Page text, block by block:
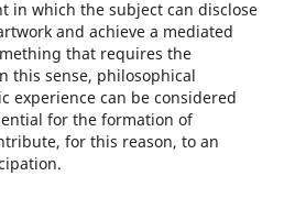
in which the subject can disclose
and achieve a mediated
that requires the
this sense, philosophical
experience can be considered
for the formation of
for this reason, to an